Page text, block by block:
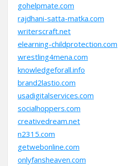
gohelpmate.com
rajdhani-satta-matka.com
writerscraft.net
elearning-childprotection.com
wrestling4mena.com
knowledgeforall.info
brand2lastio.com
usadigitalservices.com
socialhoppers.com
creativedream.net
n2315.com
getwebonline.com
onlyfansheaven.com